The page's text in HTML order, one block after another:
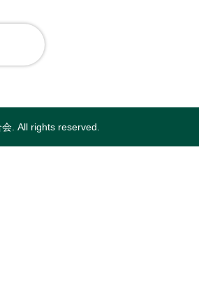
. All rights reserved.